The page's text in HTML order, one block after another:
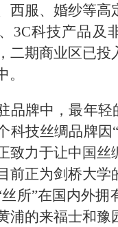
西服、婚纱等高
3C科技产品及
二期商业区已投
。
牌中，最年轻的
科技丝绸品牌因
致力于让中国丝
前正为剑桥大学
所”在国内外拥
浦的来福士和豫